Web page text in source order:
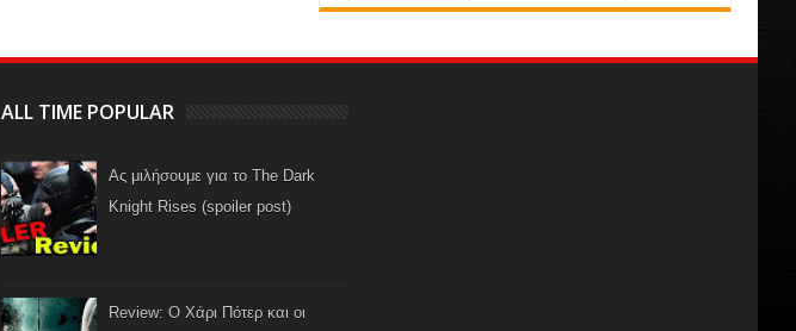
ALL TIME POPULAR
Ας μιλήσουμε για το The Dark
Knight Rises (spoiler post)
Review: Ο Χάρι Πότερ και οι